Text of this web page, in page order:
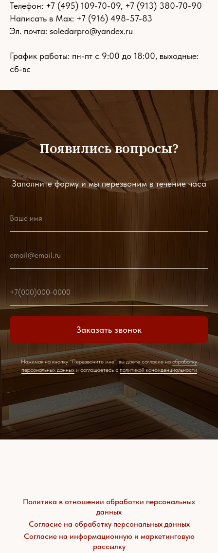
Телефон: +7 (495) 109-70-09, +7 (913) 380-70-90
Написать в Max: +7 (916) 498-57-83
Эл. почта: soledarpro@yandex.ru
График работы: пн-пт с 9:00 до 18:00, выходные:
сб-вс
Появились вопросы?
Заполните форму и мы перезвоним в течение часа
Ваше имя
email@email.ru
+7(000)000-0000
Заказать звонок
Нажимая на кнопку "Перезвоните мне", вы даете согласие наобработку
персональных данныхи соглашаетесь c политикой конфиденциальности
Политика в отношении обработки персональных
данных
Согласие на обработку персональных данных
Согласие на информационную и маркетинговую
рассылку